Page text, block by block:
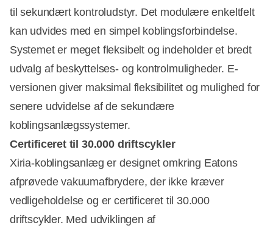
til sekundært kontroludstyr. Det modulære enkeltfelt
kan udvides med en simpel koblingsforbindelse.
Systemet er meget fleksibelt og indeholder et bredt
udvalg af beskyttelses- og kontrolmuligheder. E-
versionen giver maksimal fleksibilitet og mulighed for
senere udvidelse af de sekundære
koblingsanlægssystemer.
Certificeret til 30.000 driftscykler
Xiria-koblingsanlæg er designet omkring Eatons
afprøvede vakuumafbrydere, der ikke kræver
vedligeholdelse og er certificeret til 30.000
driftscykler. Med udviklingen af